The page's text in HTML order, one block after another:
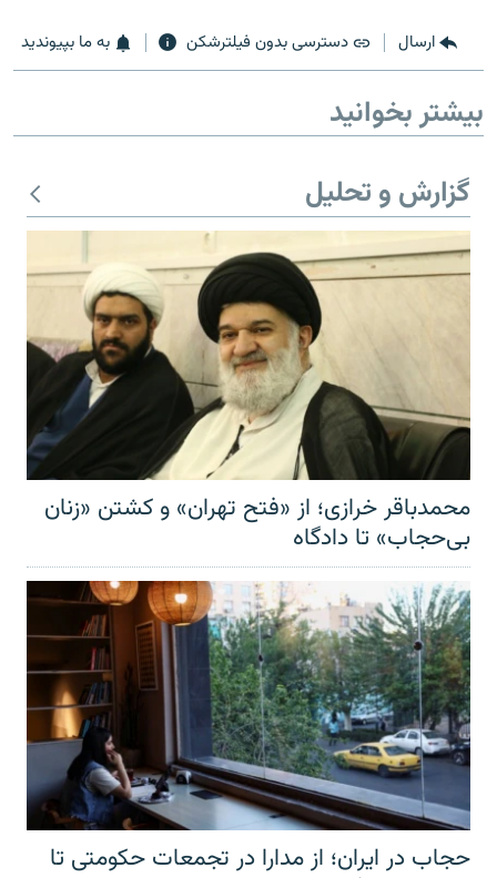
ارسال دسترسی بدون فیلترشکن به ما بپیوندید
بیشتر بخوانید
گزارش و تحلیل
محمدباقر خرازی؛ از «فتح تهران» و کشتن «زنان
بی‌حجاب» تا دادگاه
حجاب در ایران؛ از مدارا در تجمعات حکومتی تا